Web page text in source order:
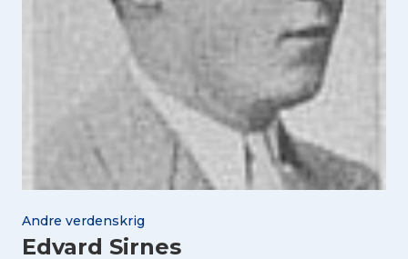
Andre verdenskrig
Edvard Sirnes